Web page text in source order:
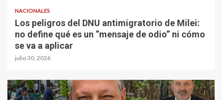
NACIONALES
Los peligros del DNU antimigratorio de Milei:
no define qué es un “mensaje de odio” ni cómo
se va a aplicar
julio 30, 2026